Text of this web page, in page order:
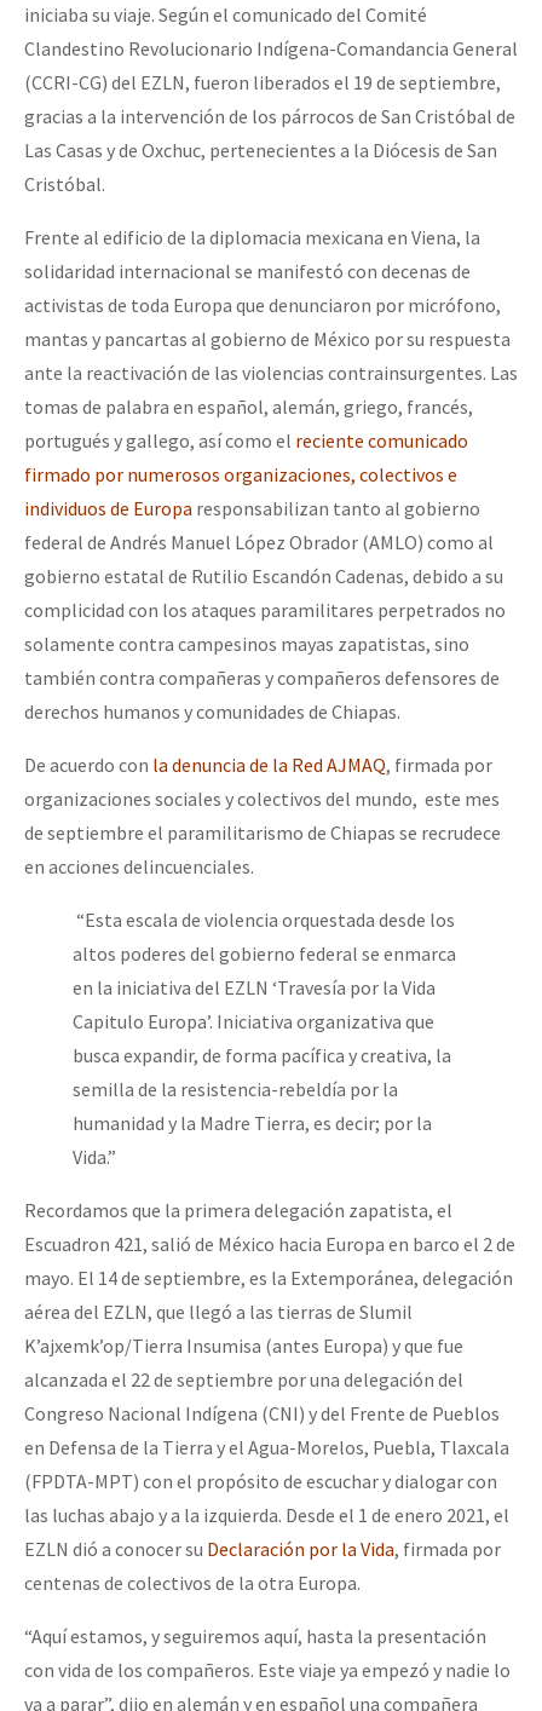
iniciaba su viaje. Según el comunicado del Comité
Clandestino Revolucionario Indígena-Comandancia General
(CCRI-CG) del EZLN, fueron liberados el 19 de septiembre,
gracias a la intervención de los párrocos de San Cristóbal de
Las Casas y de Oxchuc, pertenecientes a la Diócesis de San
Cristóbal.
Frente al edificio de la diplomacia mexicana en Viena, la
solidaridad internacional se manifestó con decenas de
activistas de toda Europa que denunciaron por micrófono,
mantas y pancartas al gobierno de México por su respuesta
ante la reactivación de las violencias contrainsurgentes. Las
tomas de palabra en español, alemán, griego, francés,
portugués y gallego, así como el reciente comunicado
firmado por numerosos organizaciones, colectivos e
individuos de Europa responsabilizan tanto al gobierno
federal de Andrés Manuel López Obrador (AMLO) como al
gobierno estatal de Rutilio Escandón Cadenas, debido a su
complicidad con los ataques paramilitares perpetrados no
solamente contra campesinos mayas zapatistas, sino
también contra compañeras y compañeros defensores de
derechos humanos y comunidades de Chiapas.
De acuerdo con la denuncia de la Red AJMAQ, firmada por
organizaciones sociales y colectivos del mundo, este mes
de septiembre el paramilitarismo de Chiapas se recrudece
en acciones delincuenciales.
“Esta escala de violencia orquestada desde los
altos poderes del gobierno federal se enmarca
en la iniciativa del EZLN ‘Travesía por la Vida
Capitulo Europa’. Iniciativa organizativa que
busca expandir, de forma pacífica y creativa, la
semilla de la resistencia-rebeldía por la
humanidad y la Madre Tierra, es decir; por la
Vida.”
Recordamos que la primera delegación zapatista, el
Escuadron 421, salió de México hacia Europa en barco el 2 de
mayo. El 14 de septiembre, es la Extemporánea, delegación
aérea del EZLN, que llegó a las tierras de Slumil
K’ajxemk’op/Tierra Insumisa (antes Europa) y que fue
alcanzada el 22 de septiembre por una delegación del
Congreso Nacional Indígena (CNI) y del Frente de Pueblos
en Defensa de la Tierra y el Agua-Morelos, Puebla, Tlaxcala
(FPDTA-MPT) con el propósito de escuchar y dialogar con
las luchas abajo y a la izquierda. Desde el 1 de enero 2021, el
EZLN dió a conocer su Declaración por la Vida, firmada por
centenas de colectivos de la otra Europa.
“Aquí estamos, y seguiremos aquí, hasta la presentación
con vida de los compañeros. Este viaje ya empezó y nadie lo
va a parar”, dijo en alemán y en español una compañera